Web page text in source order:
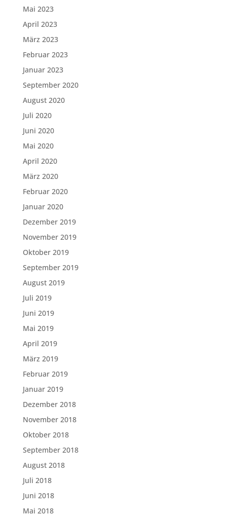
Mai 2023
April 2023
März 2023
Februar 2023
Januar 2023
September 2020
August 2020
Juli 2020
Juni 2020
Mai 2020
April 2020
März 2020
Februar 2020
Januar 2020
Dezember 2019
November 2019
Oktober 2019
September 2019
August 2019
Juli 2019
Juni 2019
Mai 2019
April 2019
März 2019
Februar 2019
Januar 2019
Dezember 2018
November 2018
Oktober 2018
September 2018
August 2018
Juli 2018
Juni 2018
Mai 2018